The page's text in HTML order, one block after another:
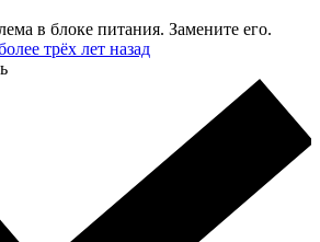
в блоке питания. Замените его.
трёх лет назад